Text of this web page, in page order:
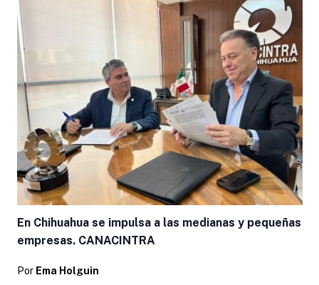
En Chihuahua se impulsa a las medianas y pequeñas
empresas. CANACINTRA
Por Ema Holguin